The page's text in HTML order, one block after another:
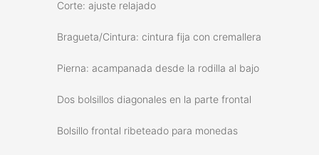
Corte: ajuste relajado
Bragueta/Cintura: cintura fija con cremallera
Pierna: acampanada desde la rodilla al bajo
Dos bolsillos diagonales en la parte frontal
Bolsillo frontal ribeteado para monedas